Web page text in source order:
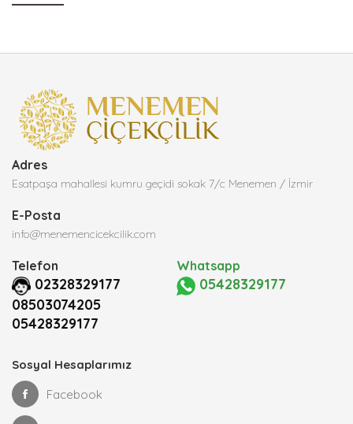
Adres
Esatpaşa mahallesi kumru geçidi sokak 7/c Menemen / İzmir
E-Posta
info@menemencicekcilik.com
Telefon
02328329177
08503074205
05428329177
Whatsapp
05428329177
Sosyal Hesaplarımız
Facebook